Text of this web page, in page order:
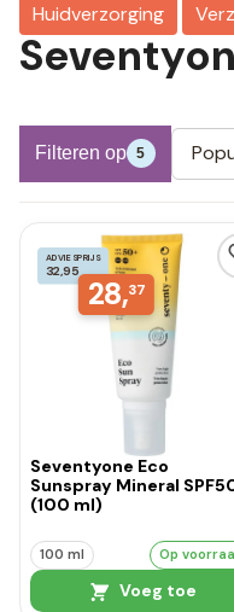
Huidverzorging
Filteren op 5
ADVIESPRIJS
32,95
28,37
Seventyone Eco
Sunspray Mineral
(100 ml)
100 ml Op
Voeg toe